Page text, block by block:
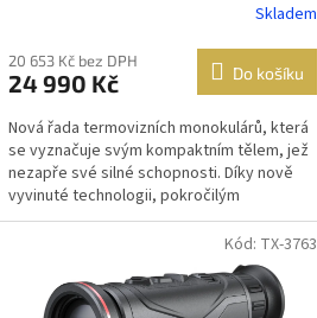
Skladem
20 653 Kč bez DPH
24 990 Kč Do košíku
Nová řada termovizních monokulárů, která
se vyznačuje svým kompaktním tělem, jež
nezapře své silné schopnosti. Díky nově
vyvinuté technologii, pokročilým
algoritmům ...
Kód: TX-3763